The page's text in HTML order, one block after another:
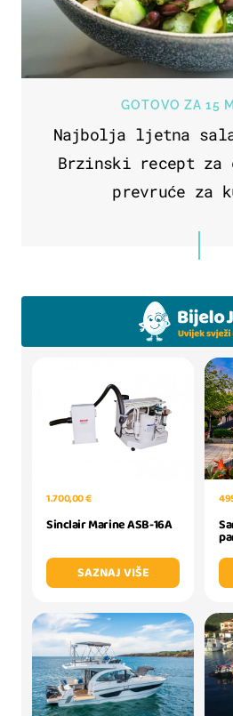
GOTOVO ZA 15
Najbolja ljetna
Brzinski recept za
prevruće za
1.700,00 €
Sinclair Marine ASB-16A
SAZNAJ VIŠE